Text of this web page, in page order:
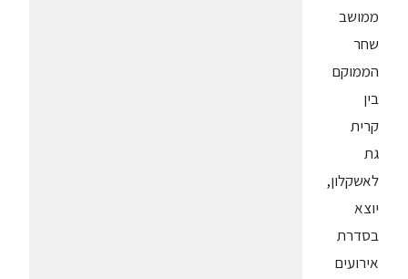
ממושב
שחר
הממוקם
בין
קרית
גת
לאשקלון,
יוצא
בסדרת
אירועים